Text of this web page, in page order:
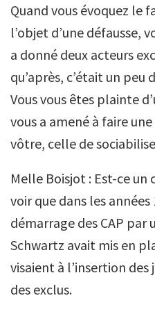
Quand vous évoquez le
l’objet d’une défausse,
a donné deux acteurs
qu’après, c’était un
Vous vous êtes plainte
vous a amené à faire
vôtre, celle de
Melle Boisjot : Est-ce un
voir que dans les années
démarrage des CAP par
Schwartz avait mis en
visaient à l’insertion
des exclus.